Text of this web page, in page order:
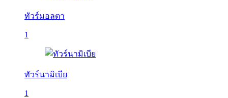
ทัวร์มอลตา
1
ทัวร์นามิเบีย
1